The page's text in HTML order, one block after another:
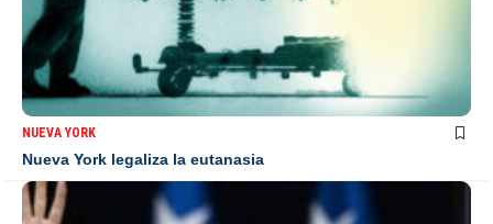
NUEVA YORK
Nueva York legaliza la eutanasia